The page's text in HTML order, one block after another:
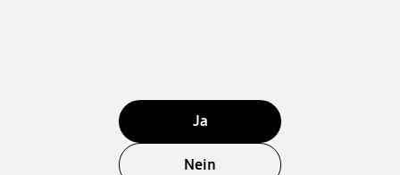
Ja
Nein